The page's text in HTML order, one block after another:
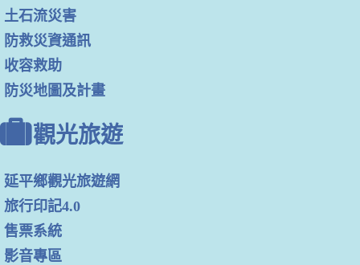
土石流災害
防救災資通訊
收容救助
防災地圖及計畫
觀光旅遊
延平鄉觀光旅遊網
旅行印記4.0
售票系統
影音專區